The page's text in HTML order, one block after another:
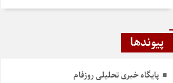
پیوندها
پایگاه خبری تحلیلی روزفام